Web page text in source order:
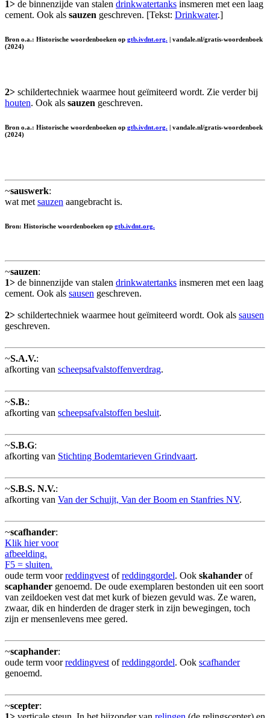
1> de binnenzijde van stalen drinkwatertanks insmeren met een laag
cement. Ook als sauzen geschreven. [Tekst: Drinkwater.]
Bron o.a.: Historische woordenboeken op gtb.ivdnt.org. | vandale.nl/gratis-woordenboek
(2024)
2> schildertechniek waarmee hout geïmiteerd wordt. Zie verder bij
houten. Ook als sauzen geschreven.
Bron o.a.: Historische woordenboeken op gtb.ivdnt.org. | vandale.nl/gratis-woordenboek
(2024)
~sauswerk:
wat met sauzen aangebracht is.
Bron: Historische woordenboeken op gtb.ivdnt.org.
~sauzen:
1> de binnenzijde van stalen drinkwatertanks insmeren met een laag
cement. Ook als sausen geschreven.
2> schildertechniek waarmee hout geïmiteerd wordt. Ook als sausen
geschreven.
~S.A.V.:
afkorting van scheepsafvalstoffenverdrag.
~S.B.:
afkorting van scheepsafvalstoffen besluit.
~S.B.G:
afkorting van Stichting Bodemtarieven Grindvaart.
~S.B.S. N.V.:
afkorting van Van der Schuijt, Van der Boom en Stanfries NV.
~scafhander:
Klik hier voor
afbeelding.
F5 = sluiten.
oude term voorreddingvest ofreddinggordel. Ook skahander of
scaphander genoemd. De oude exemplaren bestonden uit een soort
van zeildoeken vest dat met kurk of biezen gevuld was. Ze waren,
zwaar, dik en hinderden de drager sterk in zijn bewegingen, toch
zijn er mensenlevens mee gered.
~scaphander:
oude term voorreddingvest ofreddinggordel. Ook scafhander
genoemd.
~scepter: